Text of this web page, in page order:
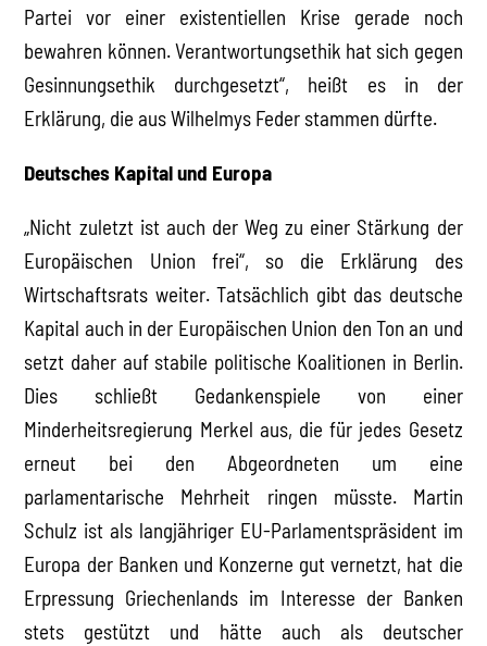
Partei vor einer existentiellen Krise gerade noch
bewahren können. Verantwortungsethik hat sich gegen
Gesinnungsethik durchgesetzt“, heißt es in der
Erklärung, die aus Wilhelmys Feder stammen dürfte.
Deutsches Kapital und Europa
„Nicht zuletzt ist auch der Weg zu einer Stärkung der
Europäischen Union frei“, so die Erklärung des
Wirtschaftsrats weiter. Tatsächlich gibt das deutsche
Kapital auch in der Europäischen Union den Ton an und
setzt daher auf stabile politische Koalitionen in Berlin.
Dies schließt Gedankenspiele von einer
Minderheitsregierung Merkel aus, die für jedes Gesetz
erneut bei den Abgeordneten um eine
parlamentarische Mehrheit ringen müsste. Martin
Schulz ist als langjähriger EU-Parlamentspräsident im
Europa der Banken und Konzerne gut vernetzt, hat die
Erpressung Griechenlands im Interesse der Banken
stets gestützt und hätte auch als deutscher